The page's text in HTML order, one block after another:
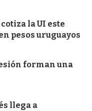
la UI este
pesos uruguayos
forman una
llega a